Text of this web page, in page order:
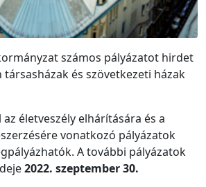
számos pályázatot hirdet
és szövetkezeti házak
életveszély elhárítására és a
vonatkozó pályázatok
A további pályázatok
2022. szeptember 30.